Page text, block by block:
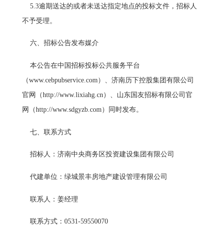
5.3逾期送达的或者未送达指定地点的投标文件，招标人
不予受理。
六、招标公告发布媒介
本公告在中国招标投标公共服务平台
（www.cebpubservice.com）、济南历下控股集团有限公司
官网（http://www.lixiahg.cn）、山东国友招标有限公司官
网（http://www.sdgyzb.com）同时发布。
七、联系方式
招标人：济南中央商务区投资建设集团有限公司
代建单位：绿城景丰房地产建设管理有限公司
联系人：姜经理
联系方式：0531-59550070